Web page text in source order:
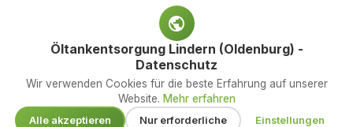
ImpressumDatenschutz
© 2026 OED Services GmbH – Ihr Fachbetrieb für
Öltankentsorgung. Alle Rechte vorbehalten.
Öltankentsorgung Lindern (Oldenburg) -
Datenschutz
Wir verwenden Cookies für die beste Erfahrung auf unserer
Website. Mehr erfahren
Alle akzeptieren Nur erforderliche Einstellungen